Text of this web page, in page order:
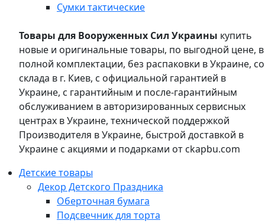
Сумки тактические
Товары для Вооруженных Сил Украины купить
новые и оригинальные товары, по выгодной цене, в
полной комплектации, без распаковки в Украине, со
склада в г. Киев, с официальной гарантией в
Украине, с гарантийным и после-гарантийным
обслуживанием в авторизированных сервисных
центрах в Украине, технической поддержкой
Производителя в Украине, быстрой доставкой в
Украине с акциями и подарками от ckapbu.com
Детские товары
Декор Детского Праздника
Оберточная бумага
Подсвечник для торта